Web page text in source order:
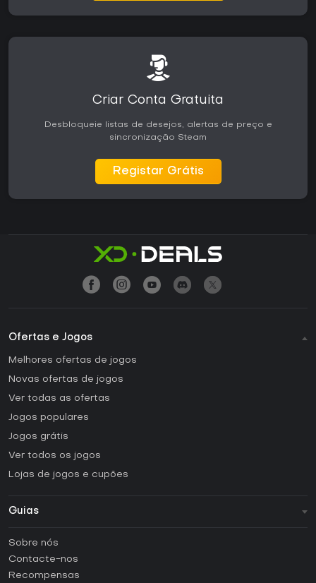
Criar Conta Gratuita
Desbloqueie listas de desejos, alertas de preço e
sincronização Steam
Registar Grátis
Ofertas e Jogos
Melhores ofertas de jogos
Novas ofertas de jogos
Ver todas as ofertas
Jogos populares
Jogos grátis
Ver todos os jogos
Lojas de jogos e cupões
Guias
Como ativar uma CD Key Steam?
Sobre nós
Contacte-nos
Recompensas